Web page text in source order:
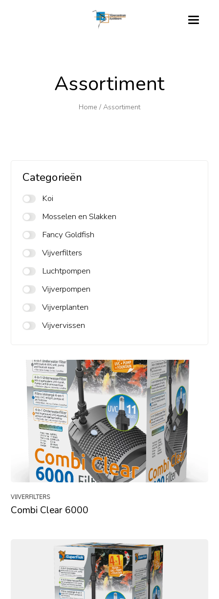
Assortiment
Home / Assortiment
Categorieën
Koi
Mosselen en Slakken
Fancy Goldfish
Vijverfilters
Luchtpompen
Vijverpompen
Vijverplanten
Vijvervissen
VIJVERFILTERS
Combi Clear 6000